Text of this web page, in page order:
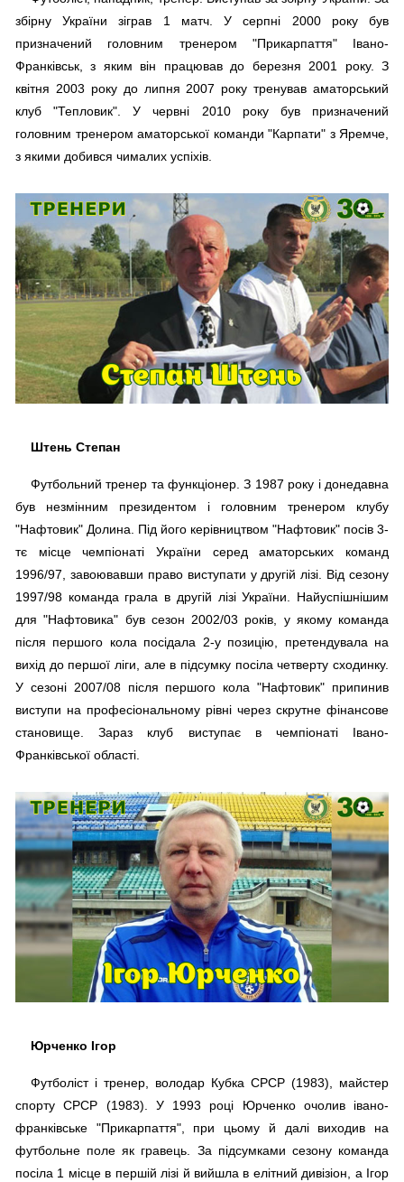
збірну України зіграв 1 матч. У серпні 2000 року був
призначений головним тренером "Прикарпаття" Івано-
Франківськ, з яким він працював до березня 2001 року. З
квітня 2003 року до липня 2007 року тренував аматорський
клуб "Тепловик". У червні 2010 року був призначений
головним тренером аматорської команди "Карпати" з Яремче,
з якими добився чималих успіхів.
Штень Степан
Футбольний тренер та функціонер. З 1987 року і донедавна
був незмінним президентом і головним тренером клубу
"Нафтовик" Долина. Під його керівництвом "Нафтовик" посів 3-
тє місце чемпіонаті України серед аматорських команд
1996/97, завоювавши право виступати у другій лізі. Від сезону
1997/98 команда грала в другій лізі України. Найуспішнішим
для "Нафтовика" був сезон 2002/03 років, у якому команда
після першого кола посідала 2-у позицію, претендувала на
вихід до першої ліги, але в підсумку посіла четверту сходинку.
У сезоні 2007/08 після першого кола "Нафтовик" припинив
виступи на професіональному рівні через скрутне фінансове
становище. Зараз клуб виступає в чемпіонаті Івано-
Франківської області.
Юрченко Ігор
Футболіст і тренер, володар Кубка СРСР (1983), майстер
спорту СРСР (1983). У 1993 році Юрченко очолив івано-
франківське "Прикарпаття", при цьому й далі виходив на
футбольне поле як гравець. За підсумками сезону команда
посіла 1 місце в першій лізі й вийшла в елітний дивізіон, а Ігор